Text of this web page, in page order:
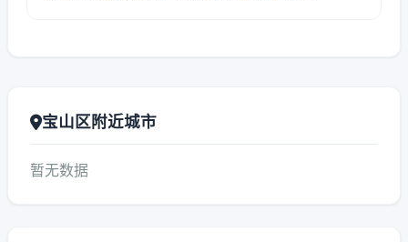
宝山区附近城市
暂无数据